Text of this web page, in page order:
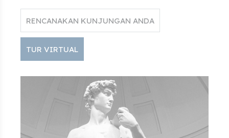
RENCANAKAN KUNJUNGAN ANDA
TUR VIRTUAL